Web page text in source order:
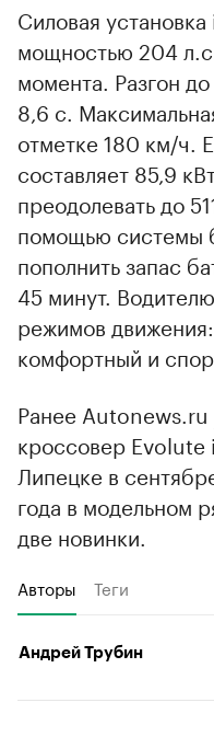
Силовая
мощностью 204
момента. Разгон
8,6 с.
отметке 180 км/ч.
составляет 85,9
преодолевать до
помощью системы
пополнить запас
45 минут.
режимов
комфортный и
Ранее Autonews.ru
кроссовер Evolute
Липецке в
года в модельном
две новинки.
Авторы Теги
Андрей Трубин